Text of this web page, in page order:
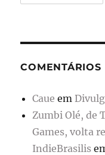
COMENTÁRIOS
Caue em
Zumbi Olé, de
Games, volta
IndieBrasilis